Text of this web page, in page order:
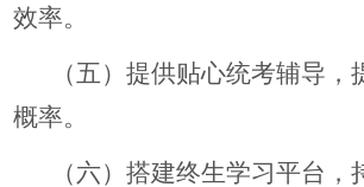
效率。
（五）提供贴心统考辅导，
概率。
（六）搭建终生学习平台，